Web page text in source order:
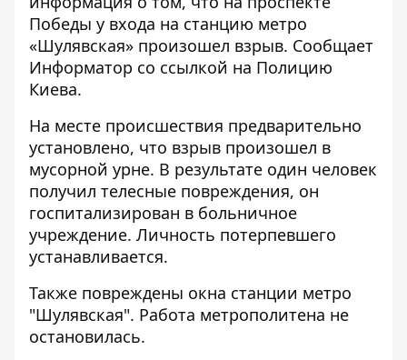
Победы у входа на станцию ​​метро
«Шулявская» произошел взрыв. Сообщает
Информатор со ссылкой на Полицию
Киева.
На месте происшествия предварительно
установлено, что взрыв произошел в
мусорной урне. В результате один человек
получил телесные повреждения, он
госпитализирован в больничное
учреждение. Личность потерпевшего
устанавливается.
Также повреждены окна станции метро
"Шулявская". Работа метрополитена не
остановилась.